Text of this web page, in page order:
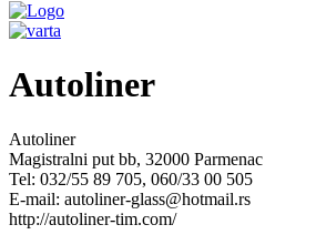
Autoliner
Autoliner
Magistralni put bb, 32000 Parmenac
Tel: 032/55 89 705, 060/33 00 505
E-mail: autoliner-glass@hotmail.rs
http://autoliner-tim.com/